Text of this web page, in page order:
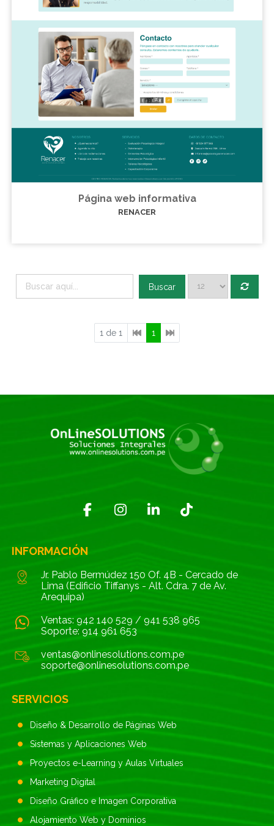
Página web informativa
RENACER
Buscar
1 de 1 1
INFORMACIÓN
Jr. Pablo Bermúdez 150 Of. 4B - Cercado de
Lima (Edificio Tiffanys - Alt. Cdra. 7 de Av.
Arequipa)
Ventas: 942 140 529 / 941 538 965
Soporte: 914 961 653
ventas@onlinesolutions.com.pe
soporte@onlinesolutions.com.pe
SERVICIOS
Diseño & Desarrollo de Páginas Web
Sistemas y Aplicaciones Web
Proyectos e-Learning y Aulas Virtuales
Marketing Digital
Diseño Gráfico e Imagen Corporativa
Alojamiento Web y Dominios